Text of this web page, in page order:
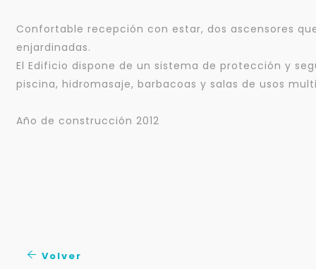
Confortable recepción con estar, dos ascensores
enjardinadas.
El Edificio dispone de un sistema de protección y
piscina, hidromasaje, barbacoas y salas de usos
Año de construcción 2012
Volver